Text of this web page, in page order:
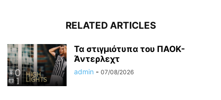
RELATED ARTICLES
Τα στιγμιότυπα του ΠΑΟΚ-
Άντερλεχτ
admin - 07/08/2026